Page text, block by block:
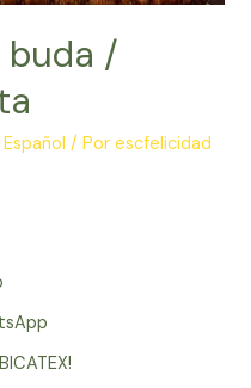
buda /
/ Porescfelicidad